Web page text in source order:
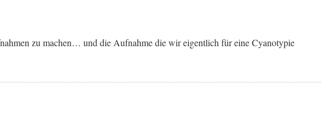
zu machen… und die Aufnahme die wir eigentlich für eine Cyanotypie